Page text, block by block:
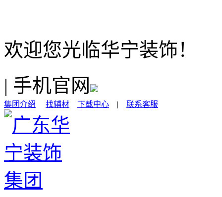
欢迎您光临华宁装饰！
| 手机官网
集团介绍 找辅材 下载中心 | 联系客服